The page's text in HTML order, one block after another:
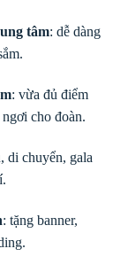
tâm: dễ dàng
: vừa đủ điểm
cho đoàn.
di chuyển, gala
: tặng banner,